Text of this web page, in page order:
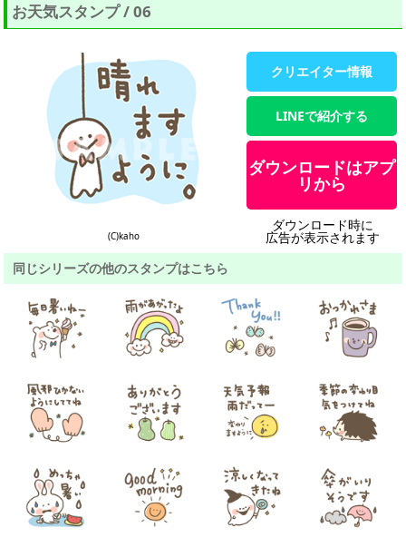
お天気スタンプ / 06
(C)kaho
クリエイター情報
LINEで紹介する
ダウンロードはアプ
リから
ダウンロード時に
広告が表示されます
同じシリーズの他のスタンプはこちら